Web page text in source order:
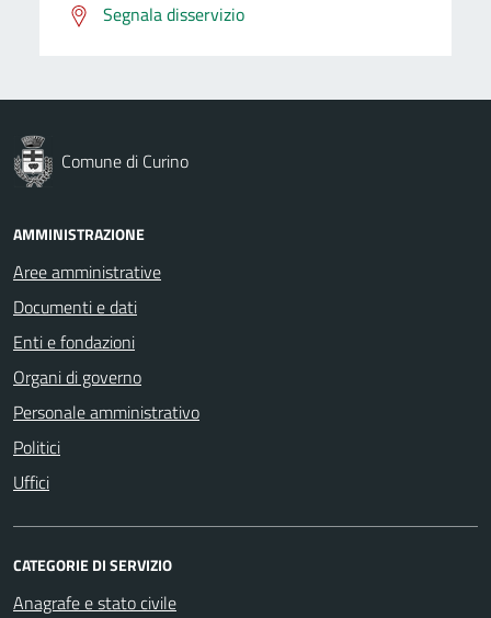
Segnala disservizio
Comune di Curino
AMMINISTRAZIONE
Aree amministrative
Documenti e dati
Enti e fondazioni
Organi di governo
Personale amministrativo
Politici
Uffici
CATEGORIE DI SERVIZIO
Anagrafe e stato civile